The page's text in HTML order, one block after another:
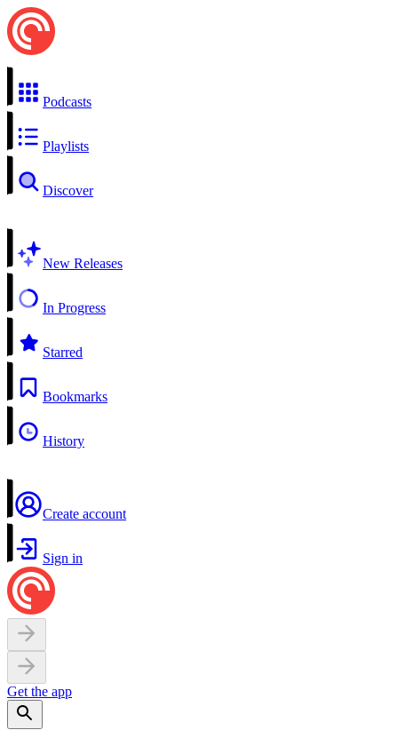
Podcasts
Playlists
Discover
New Releases
In Progress
Starred
Bookmarks
History
Create account
Sign in
Get the app